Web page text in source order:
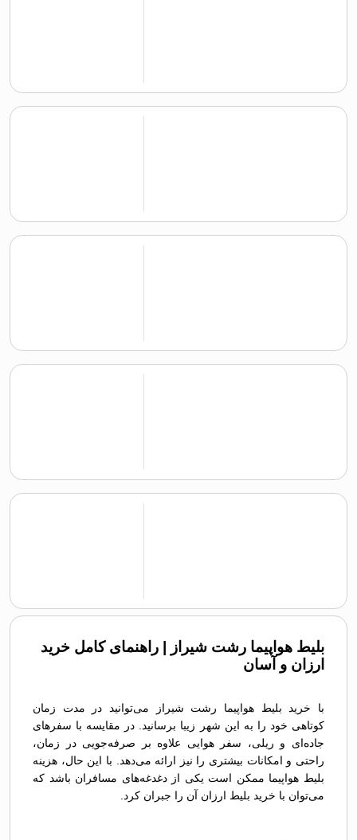
بلیط هواپیما رشت شیراز | راهنمای کامل خرید
ارزان و آسان
با خرید بلیط هواپیما رشت شیراز می‌توانید در مدت زمان
کوتاهی خود را به این شهر زیبا برسانید. در مقایسه با سفرهای
جاده‌ای و ریلی، سفر هوایی علاوه بر صرفه‌جویی در زمان،
راحتی و امکانات بیشتری را نیز ارائه می‌دهد. با این حال، هزینه
بلیط هواپیما ممکن است یکی از دغدغه‌های مسافران باشد که
می‌توان با خرید بلیط ارزان آن را جبران کرد.